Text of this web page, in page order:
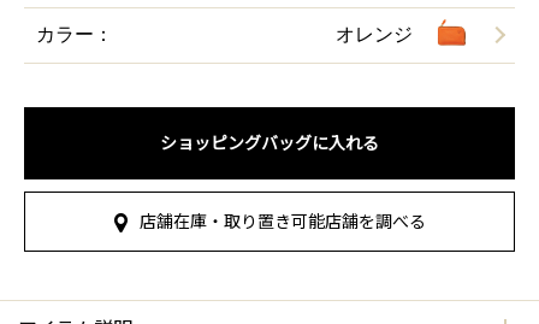
カラー： オレンジ
ショッピングバッグに入れる
店舗在庫・取り置き可能店舗を調べる